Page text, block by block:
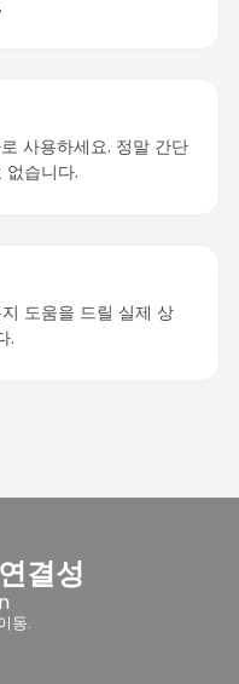
사용하세요. 정말 간단
없습니다.
도움을 드릴 실제 상
.
결성
동.